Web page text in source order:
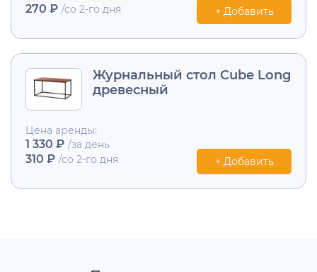
270 ₽ /со 2-го дня + Добавить
Журнальный стол Cube Long
древесный
Цена аренды:
1 330 ₽ /за день
310 ₽ /со 2-го дня + Добавить